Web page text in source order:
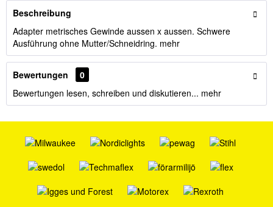
Beschreibung
Adapter metrisches Gewinde aussen x aussen. Schwere
Ausführung ohne Mutter/Schneidring. mehr
Bewertungen
0
Bewertungen lesen, schreiben und diskutieren... mehr